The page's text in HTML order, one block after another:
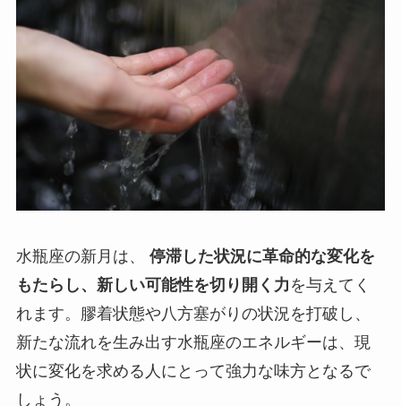
水瓶座の新月は、 停滞した状況に革命的な変化を
もたらし、新しい可能性を切り開く力 を与えてく
れます。膠着状態や八方塞がりの状況を打破し、
新たな流れを生み出す水瓶座のエネルギーは、現
状に変化を求める人にとって強力な味方となるで
しょう。